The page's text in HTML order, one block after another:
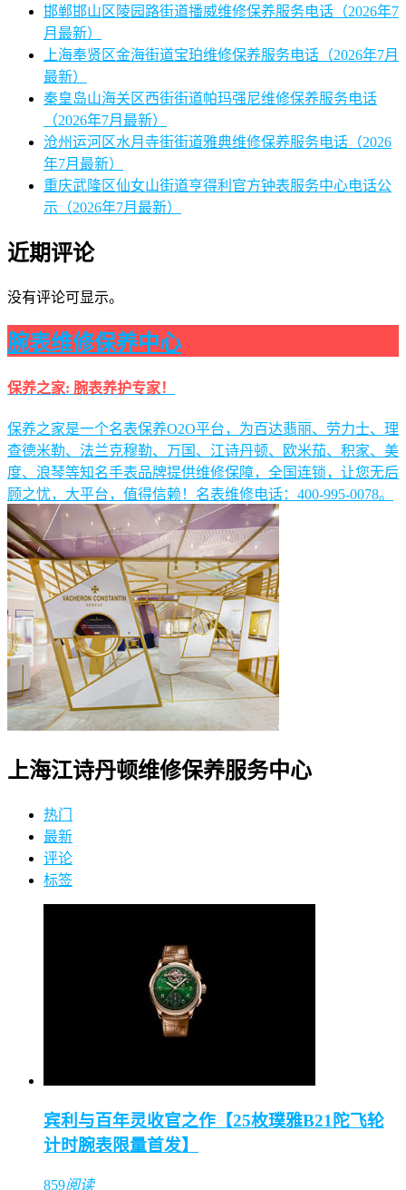
邯郸邯山区陵园路街道播威维修保养服务电话（2026年7
月最新）
上海奉贤区金海街道宝珀维修保养服务电话（2026年7月
最新）
秦皇岛山海关区西街街道帕玛强尼维修保养服务电话
（2026年7月最新）
沧州运河区水月寺街街道雅典维修保养服务电话（2026
年7月最新）
重庆武隆区仙女山街道亨得利官方钟表服务中心电话公
示（2026年7月最新）
近期评论
没有评论可显示。
腕表维修保养中心
保养之家: 腕表养护专家！
保养之家是一个名表保养O2O平台，为百达翡丽、劳力士、理
查德米勒、法兰克穆勒、万国、江诗丹顿、欧米茄、积家、美
度、浪琴等知名手表品牌提供维修保障，全国连锁，让您无后
顾之忧，大平台，值得信赖！名表维修电话：400-995-0078。
上海江诗丹顿维修保养服务中心
热门
最新
评论
标签
宾利与百年灵收官之作【25枚璞雅B21陀飞轮
计时腕表限量首发】
859阅读